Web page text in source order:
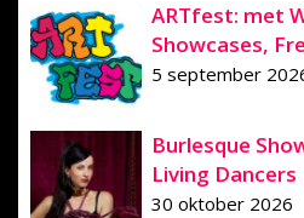
ARTfest: met
Showcases,
5 september
Burlesque
Living Dancers
30 oktober 2026